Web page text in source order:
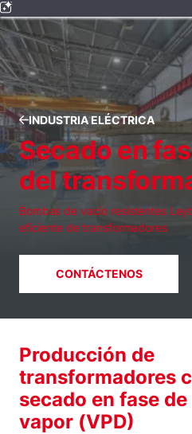
INDUSTRIA ELÉCTRICA
Secado en
del
Bombas de vacío resistentes
eficiente de transformadores
CONTÁCTENOS
Producción de
transformadores
secado en fase de
vapor (VPD)